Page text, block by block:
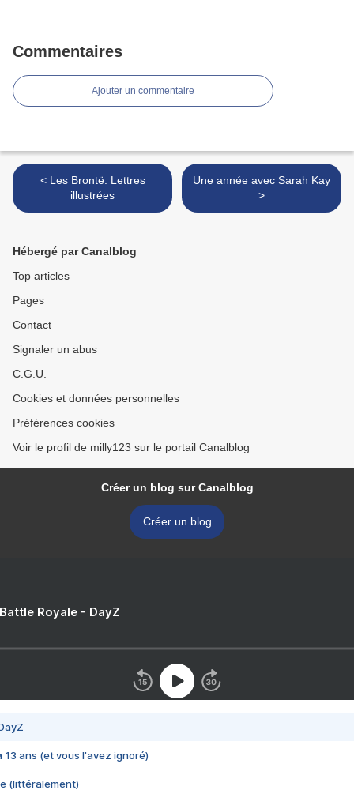
Commentaires
Ajouter un commentaire
< Les Brontë: Lettres
illustrées
Une année avec Sarah Kay
>
Hébergé par Canalblog
Top articles
Pages
Contact
Signaler un abus
C.G.U.
Cookies et données personnelles
Préférences cookies
Voir le profil de milly123 sur le portail Canalblog
Créer un blog sur Canalblog
Créer un blog
Royale - DayZ
13 ans (et vous l'avez ignoré)
(littéralement)